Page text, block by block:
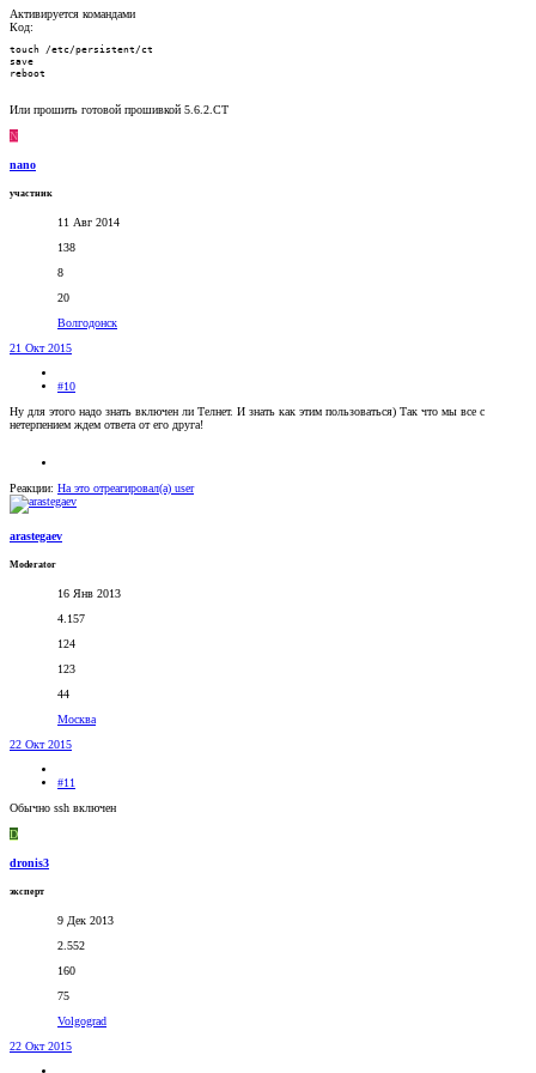
Активируется командами
Код:
touch /etc/persistent/ct
save
reboot
Или прошить готовой прошивкой 5.6.2.СТ
N
nano
участник
11 Авг 2014
138
8
20
Волгодонск
21 Окт 2015
#10
Ну для этого надо знать включен ли Телнет. И знать как этим пользоваться) Так что мы все с
нетерпением ждем ответа от его друга!
Реакции: На это отреагировал(а) user
arastegaev
Moderator
16 Янв 2013
4.157
124
123
44
Москва
22 Окт 2015
#11
Обычно ssh включен
D
dronis3
эксперт
9 Дек 2013
2.552
160
75
Volgograd
22 Окт 2015